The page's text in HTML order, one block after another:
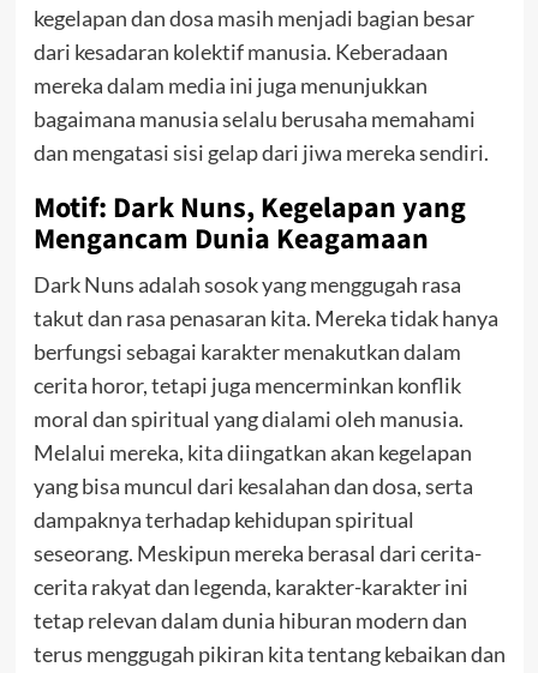
kegelapan dan dosa masih menjadi bagian besar
dari kesadaran kolektif manusia. Keberadaan
mereka dalam media ini juga menunjukkan
bagaimana manusia selalu berusaha memahami
dan mengatasi sisi gelap dari jiwa mereka sendiri.
Motif: Dark Nuns, Kegelapan yang
Mengancam Dunia Keagamaan
Dark Nuns adalah sosok yang menggugah rasa
takut dan rasa penasaran kita. Mereka tidak hanya
berfungsi sebagai karakter menakutkan dalam
cerita horor, tetapi juga mencerminkan konflik
moral dan spiritual yang dialami oleh manusia.
Melalui mereka, kita diingatkan akan kegelapan
yang bisa muncul dari kesalahan dan dosa, serta
dampaknya terhadap kehidupan spiritual
seseorang. Meskipun mereka berasal dari cerita-
cerita rakyat dan legenda, karakter-karakter ini
tetap relevan dalam dunia hiburan modern dan
terus menggugah pikiran kita tentang kebaikan dan